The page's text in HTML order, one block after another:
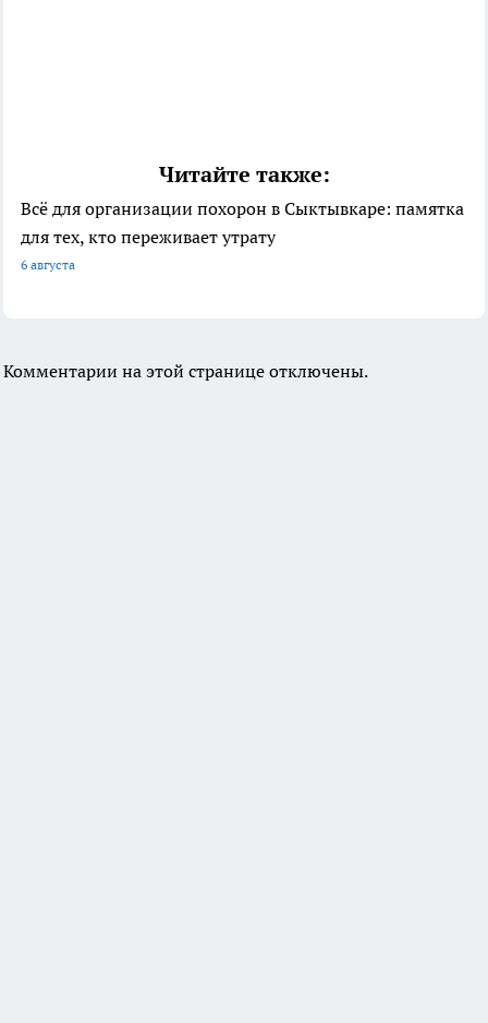
Читайте также:
Всё для организации похорон в Сыктывкаре: памятка
для тех, кто переживает утрату
6 августа
Комментарии на этой странице отключены.